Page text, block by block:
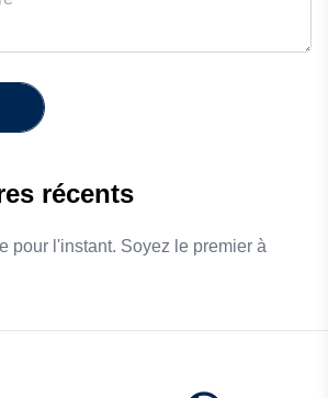
récents
pour l'instant. Soyez le premier à